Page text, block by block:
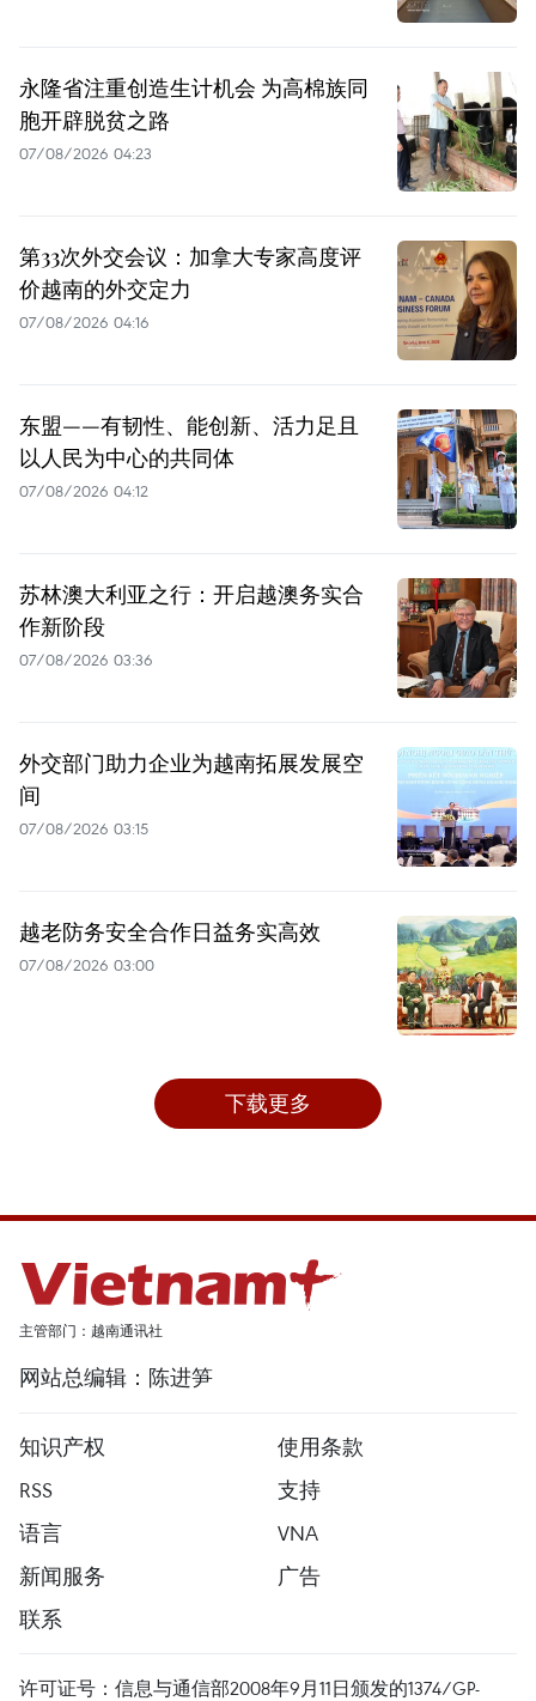
永隆省注重创造生计机会 为高棉族同
胞开辟脱贫之路
07/08/2026 04:23
第33次外交会议：加拿大专家高度评
价越南的外交定力
07/08/2026 04:16
东盟——有韧性、能创新、活力足且
以人民为中心的共同体
07/08/2026 04:12
苏林澳大利亚之行：开启越澳务实合
作新阶段
07/08/2026 03:36
外交部门助力企业为越南拓展发展空
间
07/08/2026 03:15
越老防务安全合作日益务实高效
07/08/2026 03:00
下载更多
主管部门：越南通讯社
网站总编辑：陈进笋
知识产权
使用条款
RSS
支持
语言
VNA
新闻服务
广告
联系
许可证号：信息与通信部2008年9月11日颁发的1374/GP-